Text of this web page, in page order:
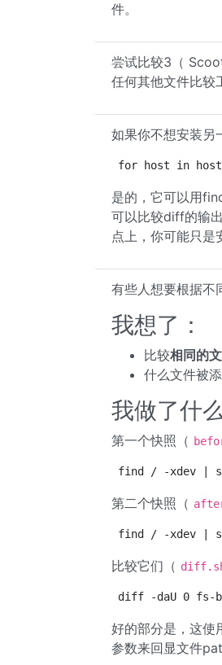
件。
尝试比较3（
任何其他文件比较
如果你不想安装另
for host in
是的，它可以用
可以比较diff的输
点上，你可能只
有些人想要根据不
我想了：
比较相同的
什么文件被
我做了什
第一个快照（
find / -xdev |
第二个快照（
find / -xdev |
比较它们（
diff -daU 0 fs-
好的部分是，这使
参数来回显文件